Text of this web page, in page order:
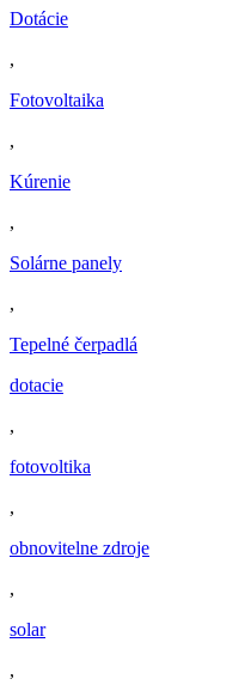
Dotácie
,
Fotovoltaika
,
Kúrenie
,
Solárne panely
,
Tepelné čerpadlá
dotacie
,
fotovoltika
,
obnovitelne zdroje
,
solar
,